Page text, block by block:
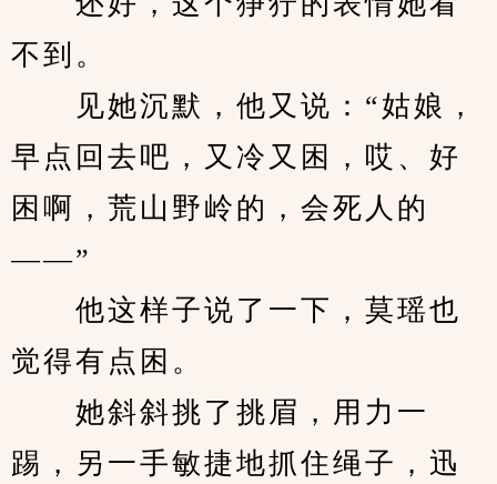
不到。
见她沉默，他又说：“姑娘，
早点回去吧，又冷又困，哎、好
困啊，荒山野岭的，会死人的
——”
他这样子说了一下，莫瑶也
觉得有点困。
她斜斜挑了挑眉，用力一
踢，另一手敏捷地抓住绳子，迅